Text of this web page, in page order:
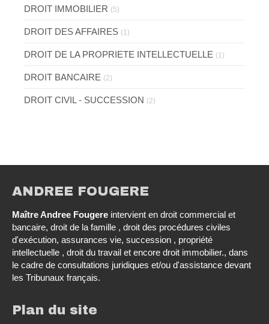
DROIT IMMOBILIER (5)
DROIT DES AFFAIRES (1)
DROIT DE LA PROPRIETE INTELLECTUELLE (1)
DROIT BANCAIRE (2)
DROIT CIVIL - SUCCESSION (2)
ANDREE FOUGERE
Maître Andree Fougere intervient en droit commercial et
bancaire, droit de la famille , droit des procédures civiles
d'exécution, assurances vie, succession , propriété
intellectuelle , droit du travail et encore droit immobilier., dans
le cadre de consultations juridiques et/ou d'assistance devant
les Tribunaux français.
Plan du site